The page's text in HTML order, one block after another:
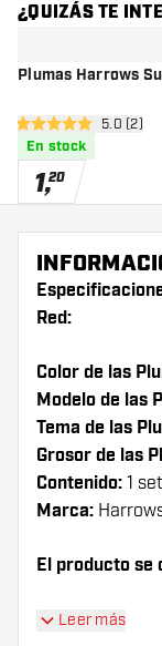
¿QUIZÁS TE
Plumas Harrows
abrir
5 estrellas de 5.0 (2)
En stock
1,20
Red:
Color de las
Modelo de las
Tema de las
Grosor de las
Contenido: 1
Marca:
El producto se
¡Consejo de
Leer más